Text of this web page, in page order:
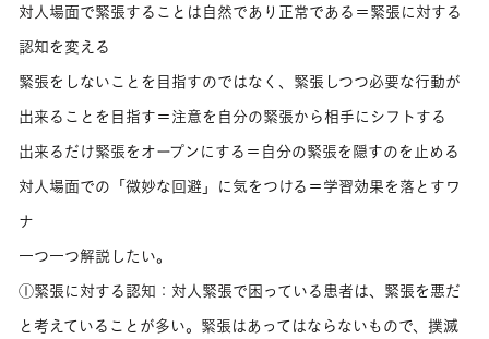
対人場面で緊張することは自然であり正常である＝緊張に対する
認知を変える
緊張をしないことを目指すのではなく、緊張しつつ必要な行動が
出来ることを目指す＝注意を自分の緊張から相手にシフトする
出来るだけ緊張をオープンにする＝自分の緊張を隠すのを止める
対人場面での「微妙な回避」に気をつける＝学習効果を落とすワ
ナ
一つ一つ解説したい。
①緊張に対する認知：対人緊張で困っている患者は、緊張を悪だ
と考えていることが多い。緊張はあってはならないもので、撲滅